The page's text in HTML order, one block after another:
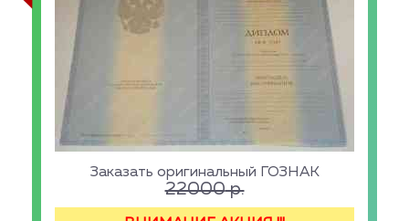
Заказать оригинальный ГОЗНАК
22000р.